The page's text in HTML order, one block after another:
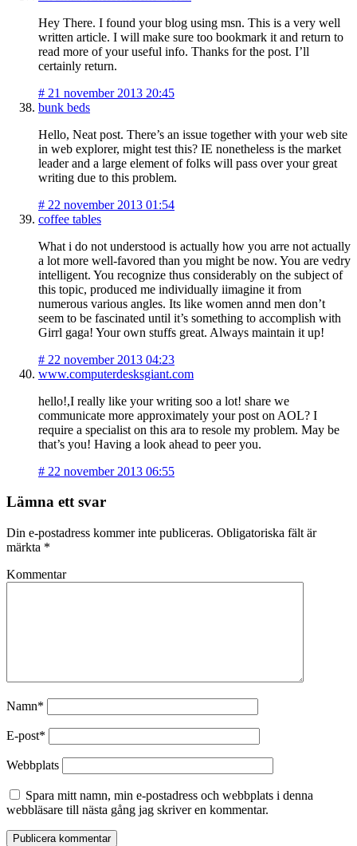
Hey There. I found your blog using msn. This is a very well
written article. I will make sure too bookmark it and return to
read more of your useful info. Thanks for the post. I’ll
certainly return.
# 21 november 2013 20:45
bunk beds
Hello, Neat post. There’s an issue together with your web site
in web explorer, might test this? IE nonetheless is the market
leader and a large element of folks will pass over your great
writing due to this problem.
# 22 november 2013 01:54
coffee tables
What i do not understood is actually how you arre not actually
a lot more well-favored than you might be now. You are vedry
intelligent. You recognize thus considerably on the subject of
this topic, produced me individually iimagine it from
numerous various angles. Its like women annd men don’t
seem to be fascinated until it’s something to accomplish with
Girrl gaga! Your own stuffs great. Always maintain it up!
# 22 november 2013 04:23
www.computerdesksgiant.com
hello!,I really like your writing soo a lot! share we
communicate more approximately your post on AOL? I
require a specialist on this ara to resole my problem. May be
that’s you! Having a look ahead to peer you.
# 22 november 2013 06:55
Lämna ett svar
Din e-postadress kommer inte publiceras. Obligatoriska fält är
märkta *
Kommentar
Namn*
E-post*
Webbplats
Spara mitt namn, min e-postadress och webbplats i denna
webbläsare till nästa gång jag skriver en kommentar.